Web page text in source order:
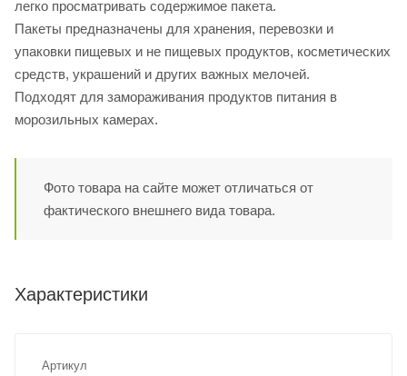
легко просматривать содержимое пакета.
Пакеты предназначены для хранения, перевозки и
упаковки пищевых и не пищевых продуктов, косметических
средств, украшений и других важных мелочей.
Подходят для замораживания продуктов питания в
морозильных камерах.
Фото товара на сайте может отличаться от
фактического внешнего вида товара.
Характеристики
Артикул